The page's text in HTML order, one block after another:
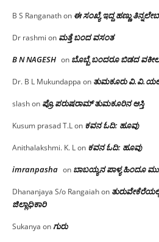
B S Ranganathon ಈ ಸಂಖ್ಯೆ ಇದ್ದ ಹಣ್ಣು
Dr rashmi on ಮತ್ತೆ ಬಂದ ವಸಂತ
B N NAGESH on ಬೊಬ್ಬೆ ಬಂದರೂ ಬಿಡದ
Dr. B L Mukundappa on ತುಮಕೂರು‌
slashon ಪ್ರೊ.ಪರುಷರಾಮ್ ತುಮಕೂರಿನ ಆಸ್ತಿ
Kusum prasad T.Lon ಕವನ ಓದಿ: ಹೂವು
Anithalakshmi. K. Lon ಕವನ ಓದಿ: ಹೂವು
imranpasha on ಬಾಬಯ್ಯನ ಪಾಳ್ಯ ಹಿಂದೂ
Dhananjaya S/o Rangaiahon
ಜಿಲ್ಲಾಧಿಕಾರಿ
Sukanya onಗುರು